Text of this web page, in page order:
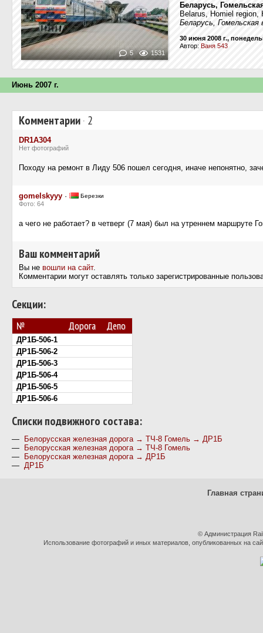
5 1531
Беларусь,
Belarus, Homiel
Беларусь,
30 июня 2008 г.,
Автор: Ваня 543
Июнь 2007 г.
Комментарии· 2
DR1A304
Нет фотографий
Походу на ремонт в Лиду 506 пошел сегодня, иначе непонятно,
gomelskyyy · Березки
Фото: 64
а чего не работает? в четверг (7 мая) был на утреннем маршруте
Ваш комментарий
Вы не вошли на сайт.
Комментарии могут оставлять только зарегистрированные
Секции:
№ Дорога Депо
ДР1Б-506-1
ДР1Б-506-2
ДР1Б-506-3
ДР1Б-506-4
ДР1Б-506-5
ДР1Б-506-6
Cписки подвижного состава:
—
Белорусская железная дорога → ТЧ-8 Гомель → ДР1Б
—
Белорусская железная дорога → ТЧ-8 Гомель
—
Белорусская железная дорога → ДР1Б
— ДР1Б
Главная
© Администрация
Использование фотографий и иных материалов, опубликованных на